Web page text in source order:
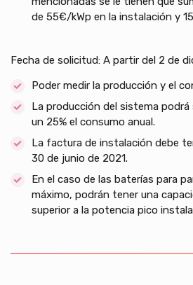
de 55€/kWp en la instalación y
Fecha de solicitud: A partir del 2 de
Poder medir la producción y el
La producción del sistema
un 25% el consumo anual.
La factura de instalación debe
30 de junio de 2021.
En el caso de las baterías para
máximo, podrán tener una
superior a la potencia pico